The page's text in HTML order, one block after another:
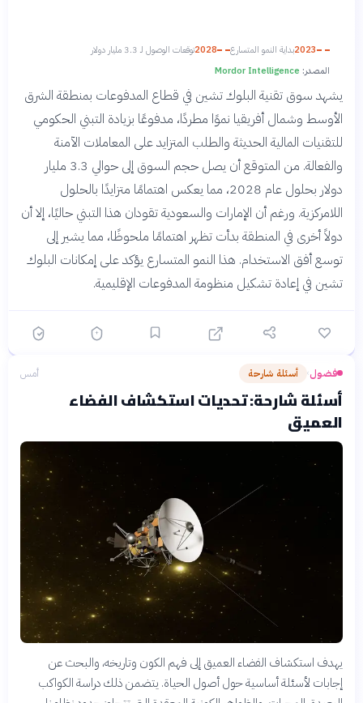
2023بداية النمو المتسارع 2028توقعات الوصول لـ 3.3 مليار دولار
المصدر: Mordor Intelligence
يشهد سوق تقنية البلوك تشين في قطاع المدفوعات بمنطقة الشرق
الأوسط وشمال أفريقيا نموًا مطردًا، مدفوعًا بزيادة التبني الحكومي
للتقنيات المالية الحديثة والطلب المتزايد على المعاملات الآمنة
والفعالة. من المتوقع أن يصل حجم السوق إلى حوالي 3.3 مليار
دولار بحلول عام 2028، مما يعكس اهتمامًا متزايدًا بالحلول
اللامركزية. ورغم أن الإمارات والسعودية تقودان هذا التبني حاليًا، إلا أن
دولاً أخرى في المنطقة بدأت تظهر اهتمامًا ملحوظًا، مما يشير إلى
توسع أفق الاستخدام. هذا النمو المتسارع يؤكد على إمكانات البلوك
تشين في إعادة تشكيل منظومة المدفوعات الإقليمية.
فضول› أسئلة شارحة أمس
أسئلة شارحة: تحديات استكشاف الفضاء
العميق
يهدف استكشاف الفضاء العميق إلى فهم الكون وتاريخه، والبحث عن
إجابات لأسئلة أساسية حول أصول الحياة. يتضمن ذلك دراسة الكواكب